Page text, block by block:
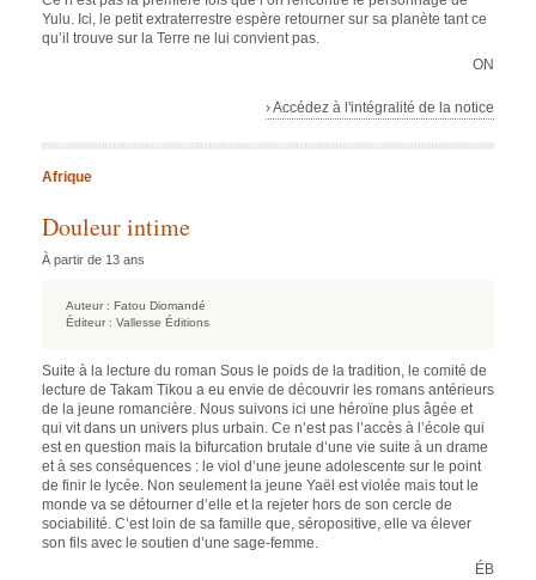
Yulu. Ici, le petit extraterrestre espère retourner sur sa planète tant ce
qu’il trouve sur la Terre ne lui convient pas.
ON
› Accédez à l'intégralité de la notice
Afrique
Douleur intime
À partir de 13 ans
Auteur : Fatou Diomandé
Éditeur : Vallesse Éditions
Suite à la lecture du roman Sous le poids de la tradition, le comité de
lecture de Takam Tikou a eu envie de découvrir les romans antérieurs
de la jeune romancière. Nous suivons ici une héroïne plus âgée et
qui vit dans un univers plus urbain. Ce n’est pas l’accès à l’école qui
est en question mais la bifurcation brutale d’une vie suite à un drame
et à ses conséquences : le viol d’une jeune adolescente sur le point
de finir le lycée. Non seulement la jeune Yaël est violée mais tout le
monde va se détourner d’elle et la rejeter hors de son cercle de
sociabilité. C’est loin de sa famille que, séropositive, elle va élever
son fils avec le soutien d’une sage-femme.
ÉB